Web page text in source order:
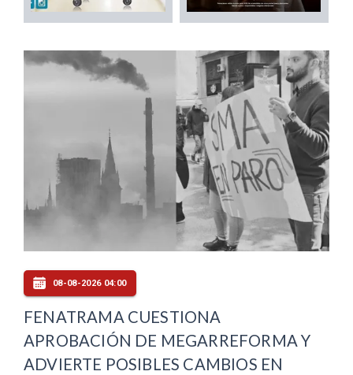
08-08-2026 04:00
FENATRAMA CUESTIONA
APROBACIÓN DE MEGARREFORMA Y
ADVIERTE POSIBLES CAMBIOS EN